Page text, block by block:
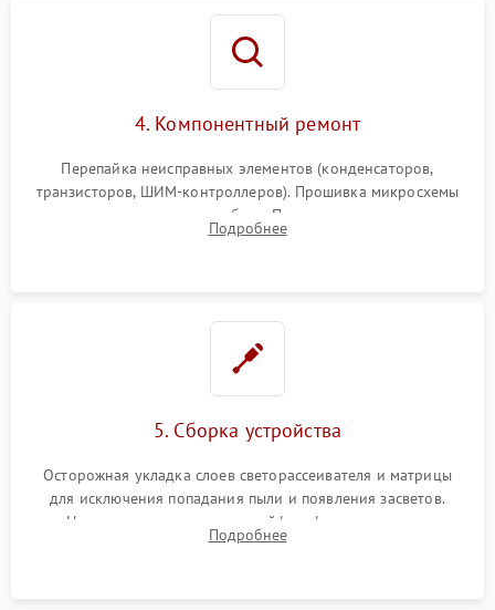
4. Компонентный ремонт
Перепайка неисправных элементов (конденсаторов,
транзисторов, ШИМ-контроллеров). Прошивка микросхемы
памяти при программных сбоях. При поломке подсветки —
разборка матрицы и замена выгоревших светодиодов.
Подробнее
5. Сборка устройства
Осторожная укладка слоев светорассеивателя и матрицы
для исключения попадания пыли и появления засветов.
Надежное подключение шлейфов, фиксация плат и
аккуратное защелкивание пластикового корпуса монитора.
Подробнее